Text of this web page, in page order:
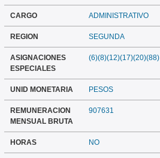
CARGO ADMINISTRATIVO
REGION SEGUNDA
ASIGNACIONES
ESPECIALES
(6)(8)(12)(17)(20)(88)
UNID MONETARIA PESOS
REMUNERACION
MENSUAL BRUTA
907631
HORAS NO